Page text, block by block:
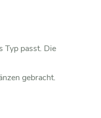
Typ passt. Die
gebracht.